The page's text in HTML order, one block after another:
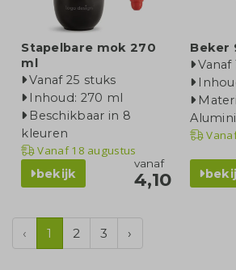
Stapelbare mok 270
ml
Vanaf 25 stuks
Inhoud: 270 ml
Beschikbaar in 8
kleuren
Vanaf18 augustus
bekijk
vanaf
4,10
Beker
Vanaf
‹ 1 2 3 ›